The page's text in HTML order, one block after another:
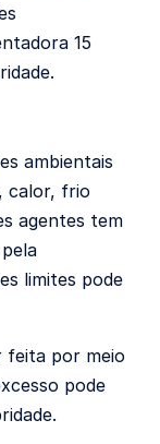
15
ambientais
calor, frio
agentes tem
limites pode
feita por meio
pode